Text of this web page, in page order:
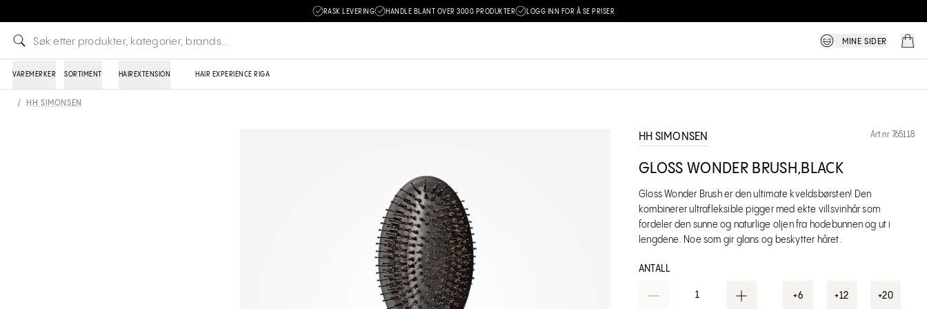
RASK LEVERING HANDLE BLANT OVER 3000 PRODUKTER LOGG INN FOR Å SE PRISER
MINE SIDER
VAREMERKER SORTIMENT HAIREXTENSION HAIR EXPERIENCE RIGA
/ HH SIMONSEN
HH SIMONSEN Art.nr 765118
GLOSS WONDER BRUSH,BLACK
Gloss Wonder Brush er den ultimate kveldsbørsten! Den
kombinerer ultrafleksible pigger med ekte villsvinhår som
fordeler den sunne og naturlige oljen fra hodebunnen og ut i
lengdene. Noe som gir glans og beskytter håret.
ANTALL
1 +6 +12 +20